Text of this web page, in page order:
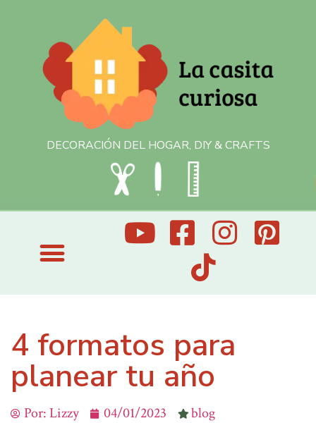
DECORACIÓN DEL HOGAR, DIY & CRAFTS
4 formatos para
planear tu año
Por:Lizzy 04/01/2023 blog